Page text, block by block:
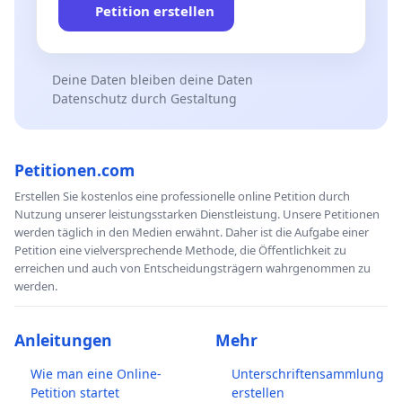
Petition erstellen
Deine Daten bleiben deine Daten
Datenschutz durch Gestaltung
Petitionen.com
Erstellen Sie kostenlos eine professionelle online Petition durch
Nutzung unserer leistungsstarken Dienstleistung. Unsere Petitionen
werden täglich in den Medien erwähnt. Daher ist die Aufgabe einer
Petition eine vielversprechende Methode, die Öffentlichkeit zu
erreichen und auch von Entscheidungsträgern wahrgenommen zu
werden.
Anleitungen
Wie man eine Online-
Petition startet
Mehr
Unterschriftensammlung
erstellen